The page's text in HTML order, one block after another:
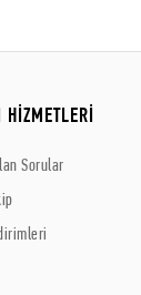
HİZMETLERİ
Sorular